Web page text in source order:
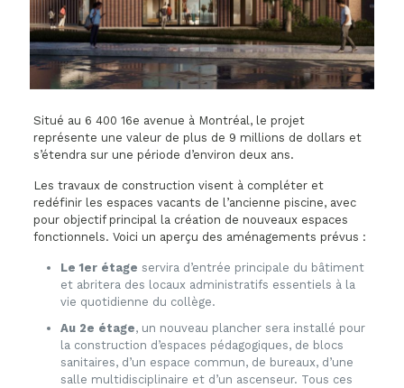
Situé au 6 400 16e avenue à Montréal, le projet
représente une valeur de plus de 9 millions de dollars et
s’étendra sur une période d’environ deux ans.
Les travaux de construction visent à compléter et
redéfinir les espaces vacants de l’ancienne piscine, avec
pour objectif principal la création de nouveaux espaces
fonctionnels. Voici un aperçu des aménagements prévus :
Le 1er étage servira d’entrée principale du bâtiment
et abritera des locaux administratifs essentiels à la
vie quotidienne du collège.
Au 2e étage, un nouveau plancher sera installé pour
la construction d’espaces pédagogiques, de blocs
sanitaires, d’un espace commun, de bureaux, d’une
salle multidisciplinaire et d’un ascenseur. Tous ces